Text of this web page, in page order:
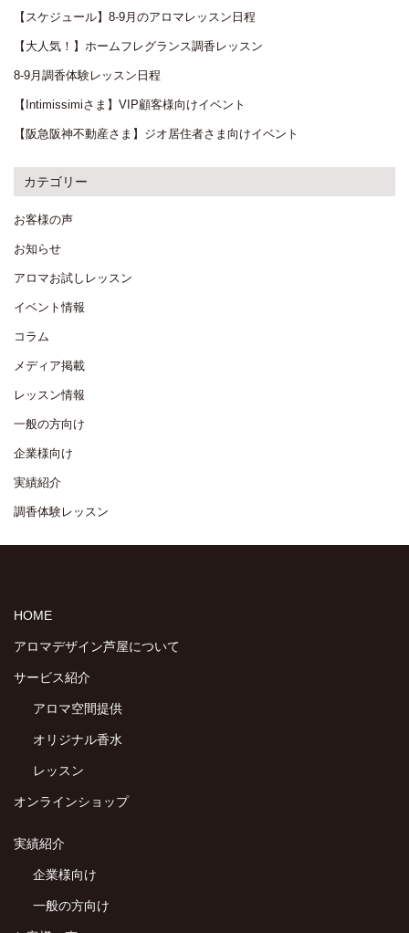
【スケジュール】8-9月のアロマレッスン日程
【大人気！】ホームフレグランス調香レッスン
8-9月調香体験レッスン日程
【Intimissimiさま】VIP顧客様向けイベント
【阪急阪神不動産さま】ジオ居住者さま向けイベント
カテゴリー
お客様の声
お知らせ
アロマお試しレッスン
イベント情報
コラム
メディア掲載
レッスン情報
一般の方向け
企業様向け
実績紹介
調香体験レッスン
HOME
アロマデザイン芦屋について
サービス紹介
アロマ空間提供
オリジナル香水
レッスン
オンラインショップ
実績紹介
企業様向け
一般の方向け